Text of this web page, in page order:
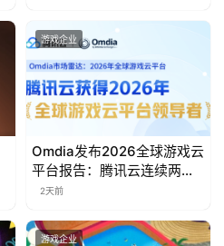
游戏企业
Omdia发布2026全球游戏云
平台报告：腾讯云连续两年
入选“领导者”象限
2天前
游戏企业